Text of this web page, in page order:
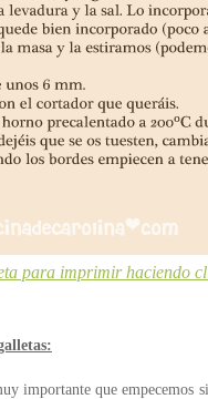
para imprimir haciendo
importante que empecemos